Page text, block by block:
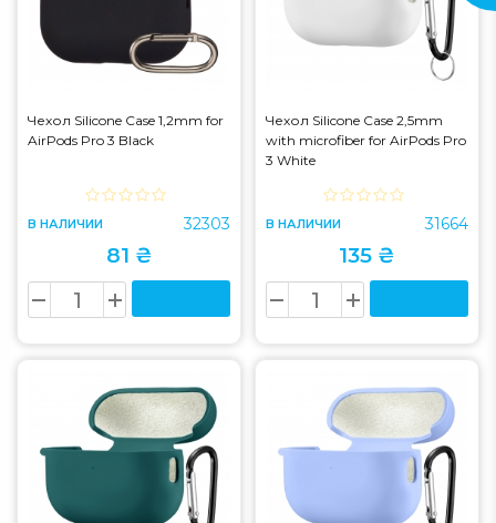
Чехол Silicone Case 1,2mm for
AirPods Pro 3 Black
В НАЛИЧИИ 32303
81 ₴
Чехол Silicone Case 2,5mm
with microfiber for AirPods Pro
3 White
В НАЛИЧИИ 31664
135 ₴